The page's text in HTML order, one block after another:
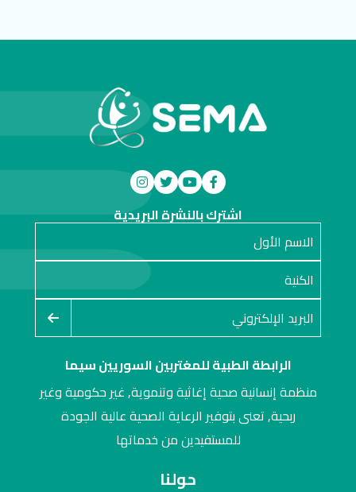
الرابطة الطبية للمغتربين السوريين سيما
منظمة إنسانية صحية إغاثية وتنموية, غير حكومية وغير
ربحية, تعنى بتوفير الرعاية الصحية عالية الجودة
للمستفيدين من خدماتها
اشترك بالنشرة البريدية
حولنا